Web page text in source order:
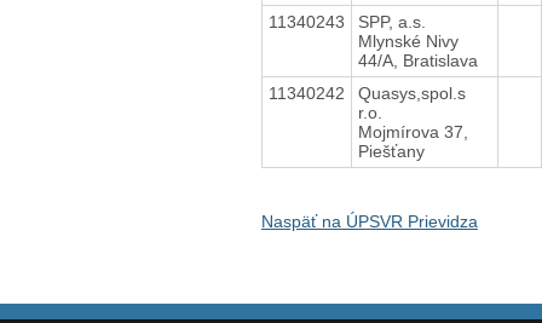
11340243
SPP, a.s.
Mlynské Nivy
44/A, Bratislava
11340242
Quasys,spol.s
r.o.
Mojmírova 37,
Piešťany
Naspäť na ÚPSVR Prievidza